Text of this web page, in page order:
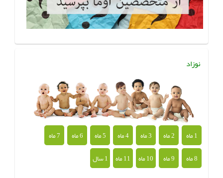
نوزاد
1 ماه 2 ماه 3 ماه 4 ماه 5 ماه 6 ماه
7 ماه
8 ماه
9 ماه 10 ماه 11 ماه 1 سال